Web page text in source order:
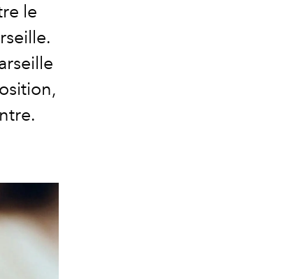
le
,